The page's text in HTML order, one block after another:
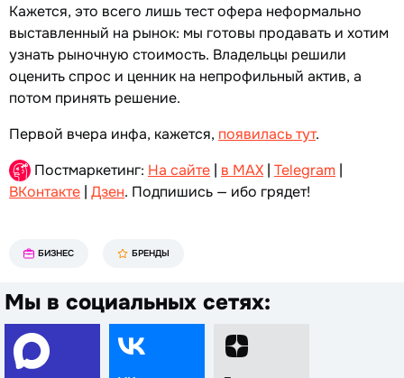
Кажется, это всего лишь тест офера неформально
выставленный на рынок: мы готовы продавать и хотим
узнать рыночную стоимость. Владельцы решили
оценить спрос и ценник на непрофильный актив, а
потом принять решение.
Первой вчера инфа, кажется, появилась тут.
Постмаркетинг: На сайте | в MAX | Telegram |
ВКонтакте | Дзен. Подпишись — ибо грядет!
БИЗНЕС БРЕНДЫ
Мы в социальных сетях: